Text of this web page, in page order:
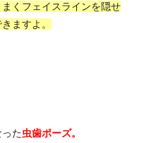
くフェイスラインを隠せ
ますよ。
た虫歯ポーズ。